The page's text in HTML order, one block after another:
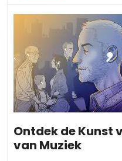
Ontdek de Kunst
van MuziekOntdek